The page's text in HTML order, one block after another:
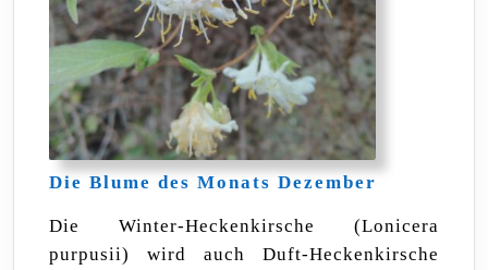
Die Blume des Monats Dezember
Die
Monats
Dezember
Die Winter-Heckenkirsche (Lonicera
purpusii) wird auch Duft-Heckenkirsche